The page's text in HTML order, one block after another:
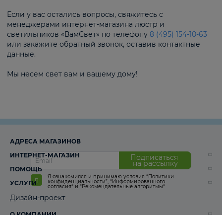
Если у вас остались вопросы, свяжитесь с
менеджерами интернет-магазина люстр и
светильников «ВамСвет» по телефону 8 (495) 154-10-63
или закажите обратный звонок, оставив контактные
данные.
Мы несем свет вам и вашему дому!
Подписаться
на рассылку
Я ознакомился и принимаю условия “Политики
конфиденциальности”, “Информированного
согласия“ и “Рекомендательные алгоритмы“
АДРЕСА МАГАЗИНОВ
ИНТЕРНЕТ-МАГАЗИН
ПОМОЩЬ
УСЛУГИ
Дизайн-проект